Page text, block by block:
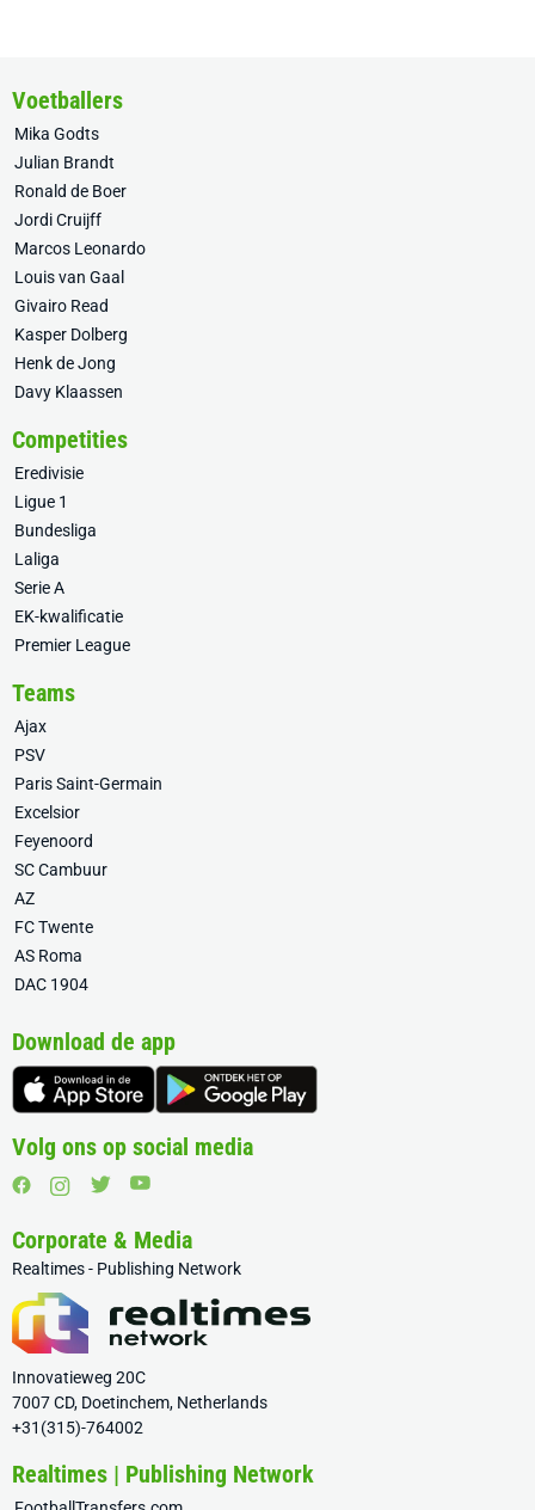
Voetballers
Mika Godts
Julian Brandt
Ronald de Boer
Jordi Cruijff
Marcos Leonardo
Louis van Gaal
Givairo Read
Kasper Dolberg
Henk de Jong
Davy Klaassen
Competities
Eredivisie
Ligue 1
Bundesliga
Laliga
Serie A
EK-kwalificatie
Premier League
Teams
Ajax
PSV
Paris Saint-Germain
Excelsior
Feyenoord
SC Cambuur
AZ
FC Twente
AS Roma
DAC 1904
Download de app
Volg ons op social media
Corporate & Media
Realtimes - Publishing Network
Innovatieweg 20C
7007 CD, Doetinchem, Netherlands
+31(315)-764002
Realtimes | Publishing Network